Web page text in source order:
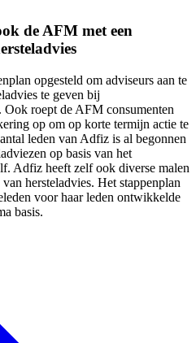
de AFM met een
opgesteld om adviseurs aan te
te geven bij
Ook roept de AFM consumenten
op om op korte termijn actie te
leden van Adfiz is al begonnen
op basis van het
Adfiz heeft zelf ook diverse malen
hersteladvies. Het stappenplan
voor haar leden ontwikkelde
basis.